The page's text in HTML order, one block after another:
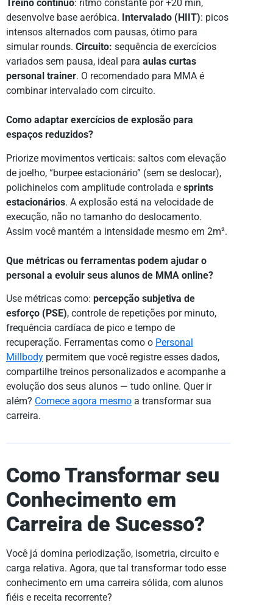
Treino contínuo: ritmo constante por +20 min,
desenvolve base aeróbica. Intervalado (HIIT): picos
intensos alternados com pausas, ótimo para
simular rounds. Circuito: sequência de exercícios
variados sem pausa, ideal para aulas curtas
personal trainer. O recomendado para MMA é
combinar intervalado com circuito.
Como adaptar exercícios de explosão para
espaços reduzidos?
Priorize movimentos verticais: saltos com elevação
de joelho, “burpee estacionário” (sem se deslocar),
polichinelos com amplitude controlada e sprints
estacionários. A explosão está na velocidade de
execução, não no tamanho do deslocamento.
Assim você mantém a intensidade mesmo em 2m².
Que métricas ou ferramentas podem ajudar o
personal a evoluir seus alunos de MMA online?
Use métricas como: percepção subjetiva de
esforço (PSE), controle de repetições por minuto,
frequência cardíaca de pico e tempo de
recuperação. Ferramentas como o Personal
Millbody permitem que você registre esses dados,
compartilhe treinos personalizados e acompanhe a
evolução dos seus alunos — tudo online. Quer ir
além? Comece agora mesmo a transformar sua
carreira.
Como Transformar seu
Conhecimento em
Carreira de Sucesso?
Você já domina periodização, isometria, circuito e
carga relativa. Agora, que tal transformar todo esse
conhecimento em uma carreira sólida, com alunos
fiéis e receita recorrente?